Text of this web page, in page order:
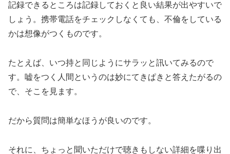
記録できるところは記録しておくと良い結果が出やすいで
しょう。携帯電話をチェックしなくても、不倫をしている
かは想像がつくものです。
たとえば、いつ持と同じようにサラッと訊いてみるので
す。嘘をつく人間というのは妙にてきぱきと答えたがるの
で、そこを見ます。
だから質問は簡単なほうが良いのです。
それに、ちょっと聞いただけで聴きもしない詳細を喋り出